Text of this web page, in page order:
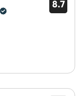
8.7